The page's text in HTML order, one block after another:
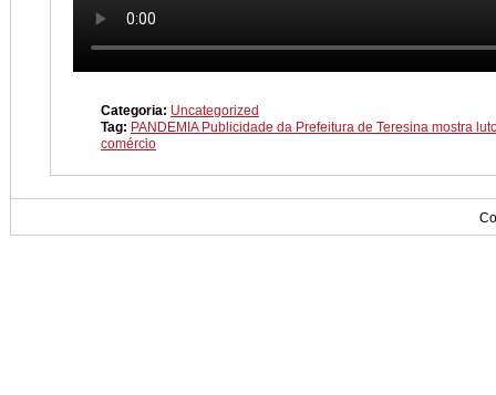
Categoria: Uncategorized
Tag: PANDEMIA Publicidade da Prefeitura de Teresina mostra
comércio